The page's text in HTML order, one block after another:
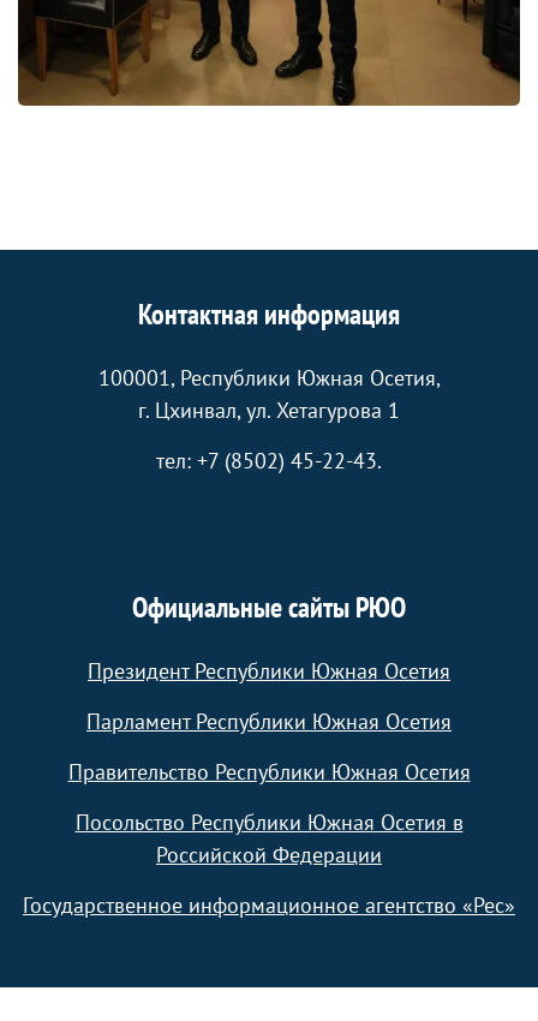
Контактная информация
100001, Республики Южная Осетия,
г. Цхинвал, ул. Хетагурова 1
тел: +7 (8502) 45-22-43.
Официальные сайты РЮО
Президент Республики Южная Осетия
Парламент Республики Южная Осетия
Правительство Республики Южная Осетия
Посольство Республики Южная Осетия в
Российской Федерации
Государственное информационное агентство «Рес»